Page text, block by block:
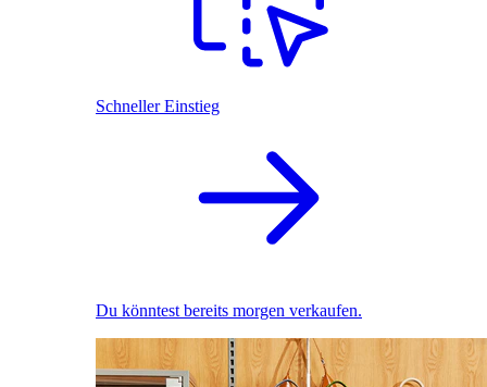
Schneller Einstieg
Du könntest bereits morgen verkaufen.